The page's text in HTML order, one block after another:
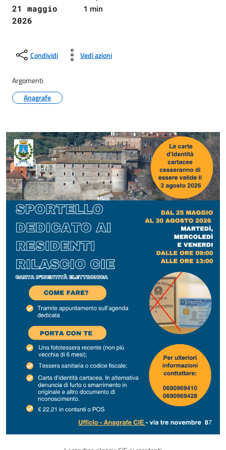
21 maggio
2026
1 min
Condividi Vedi azioni
Argomenti
Anagrafe